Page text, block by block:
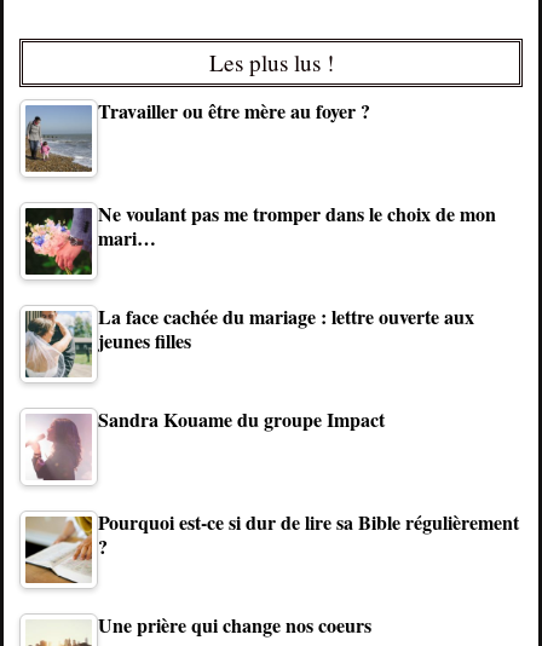
Les plus lus !
Travailler ou être mère au foyer ?
Ne voulant pas me tromper dans le choix de mon
mari…
La face cachée du mariage : lettre ouverte aux
jeunes filles
Sandra Kouame du groupe Impact
Pourquoi est-ce si dur de lire sa Bible régulièrement
?
Une prière qui change nos coeurs